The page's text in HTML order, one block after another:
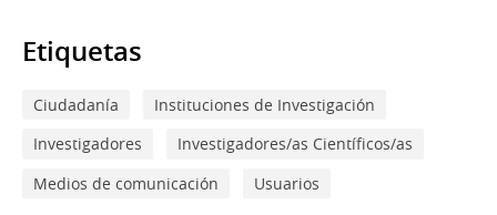
Etiquetas
Ciudadanía
Instituciones de Investigación
Investigadores
Investigadores/as Científicos/as
Medios de comunicación
Usuarios